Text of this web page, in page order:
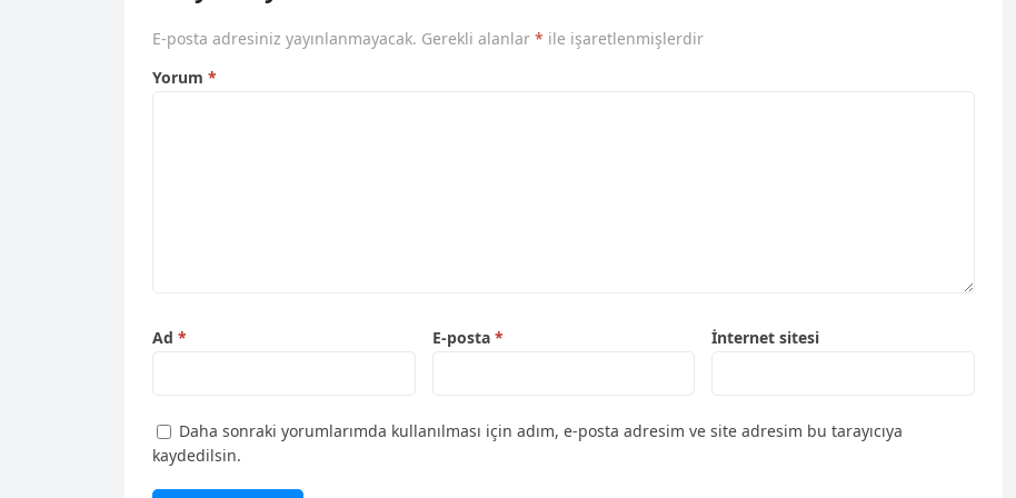
E-posta adresiniz yayınlanmayacak. Gerekli alanlar * ile işaretlenmişlerdir
Yorum *
Ad * E-posta * İnternet sitesi
Daha sonraki yorumlarımda kullanılması için adım, e-posta adresim ve site adresim bu tarayıcıya
kaydedilsin.